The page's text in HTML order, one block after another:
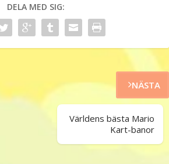
DELA MED SIG:
NÄSTA
Världens bästa Mario
Kart-banor